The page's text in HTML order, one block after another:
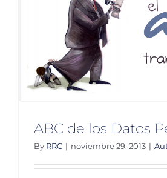
ABC de los Datos
By RRC | noviembre 29, 2013 |